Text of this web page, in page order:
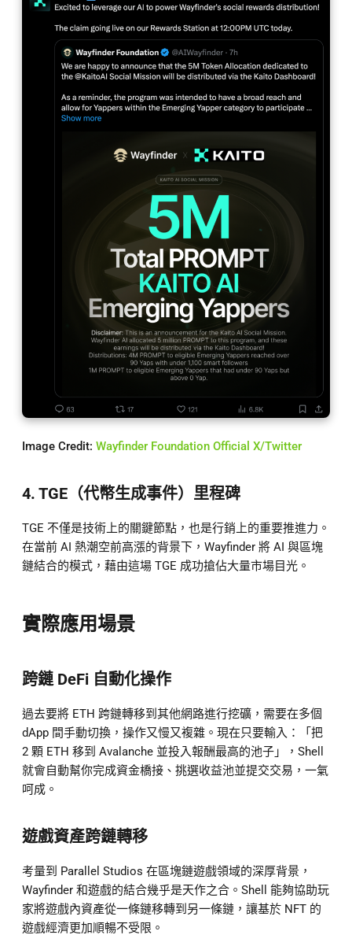
Image Credit: Wayfinder Foundation Official X/Twitter
4. TGE（代幣生成事件）里程碑
TGE 不僅是技術上的關鍵節點，也是行銷上的重要推進力。
在當前 AI 熱潮空前高漲的背景下，Wayfinder 將 AI 與區塊
鏈結合的模式，藉由這場 TGE 成功搶佔大量市場目光。
實際應用場景
跨鏈 DeFi 自動化操作
過去要將 ETH 跨鏈轉移到其他網路進行挖礦，需要在多個
dApp 間手動切換，操作又慢又複雜。現在只要輸入：「把
2 顆 ETH 移到 Avalanche 並投入報酬最高的池子」，Shell
就會自動幫你完成資金橋接、挑選收益池並提交交易，一氣
呵成。
遊戲資產跨鏈轉移
考量到 Parallel Studios 在區塊鏈遊戲領域的深厚背景，
Wayfinder 和遊戲的結合幾乎是天作之合。Shell 能夠協助玩
家將遊戲內資產從一條鏈移轉到另一條鏈，讓基於 NFT 的
遊戲經濟更加順暢不受限。